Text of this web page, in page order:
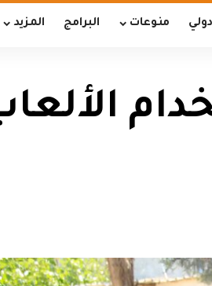
منوعات البرامج المزيد
الألعاب